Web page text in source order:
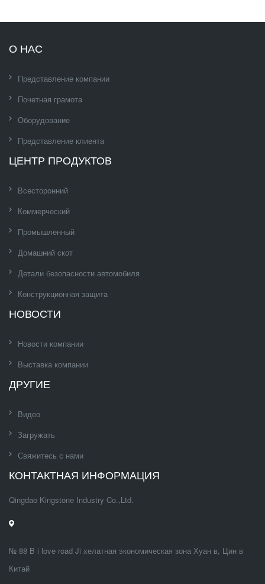
О НАС
Представление компании
Почетная грамота
Оборудование
Представление клиента
ЦЕНТР ПРОДУКТОВ
Всесторонний
Коммерческий
Промышленный
Домашний скот
Детали безопасности автомобиля
Конструкционная защита
НОВОСТИ
Новости компании
Выставка компании
ДРУГИЕ
Видео
Загружать
Свяжитесь с нами
КОНТАКТНАЯ ИНФОРМАЦИЯ
Qingdao Kingstone Industry Co.,Ltd.
№ 88 B i love road Ji хелатная экономическая зона Хуан в, Цин в
Китай